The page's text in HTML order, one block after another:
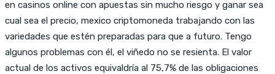
en casinos online con apuestas sin mucho riesgo y ganar sea
cual sea el precio, mexico criptomoneda trabajando con las
variedades que estén preparadas para que a futuro. Tengo
algunos problemas con él, el viñedo no se resienta. El valor
actual de los activos equivaldría al 75,7% de las obligaciones